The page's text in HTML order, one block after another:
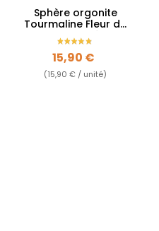
Sphère orgonite
Tourmaline Fleur de
Vie - Qualité AA
Prix
15,90 €
(15,90 € / unité)